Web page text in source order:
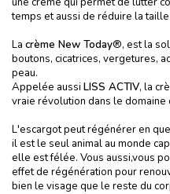
temps et aussi de réduire la
La crème New Today®, est la
boutons, cicatrices, vergetures,
peau.
Appelée aussi LISS ACTIV, la
vraie révolution dans le domaine
L'escargot peut régénérer en
il est le seul animal au monde
elle est félée. Vous aussi,vous
effet de régénération pour
bien le visage que le reste du